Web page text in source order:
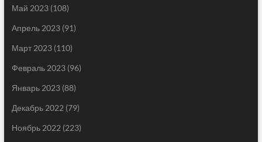
Май 2023(108)
Апрель 2023(91)
Март 2023(110)
Февраль 2023(96)
Январь 2023(88)
Декабрь 2022 (79)
Ноябрь 2022 (223)